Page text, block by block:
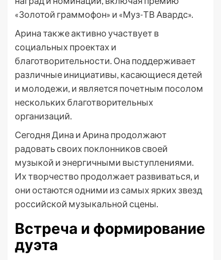
«Золотой граммофон» и «Муз-ТВ Авардс».
Арина также активно участвует в
социальных проектах и
благотворительности. Она поддерживает
различные инициативы, касающиеся детей
и молодежи, и является почетным посолом
нескольких благотворительных
организаций.
Сегодня Дина и Арина продолжают
радовать своих поклонников своей
музыкой и энергичными выступлениями.
Их творчество продолжает развиваться, и
они остаются одними из самых ярких звезд
российской музыкальной сцены.
Встреча и формирование
дуэта